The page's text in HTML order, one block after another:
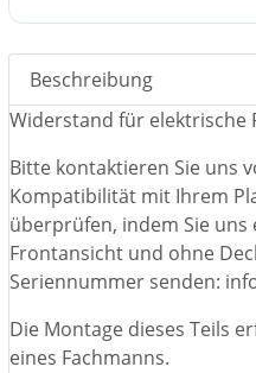
Beschreibung
Widerstand für elektrische
Bitte kontaktieren Sie uns
Kompatibilität mit Ihrem
überprüfen, indem Sie uns
Frontansicht und ohne
Seriennummer senden:
Die Montage dieses Teils
eines Fachmanns.